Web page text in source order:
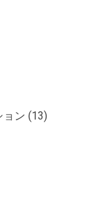
ョン (13)